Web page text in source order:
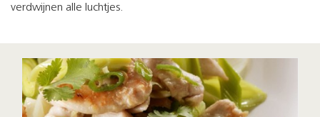
verdwijnen alle luchtjes.